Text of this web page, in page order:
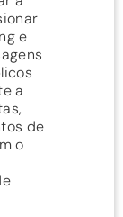
e
a
de
o